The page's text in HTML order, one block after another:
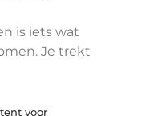
is iets wat
Je trekt
voor